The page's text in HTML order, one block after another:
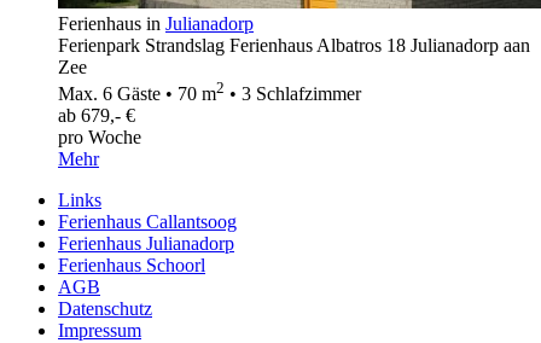
Ferienhaus in Julianadorp
Ferienpark Strandslag Ferienhaus Albatros 18 Julianadorp aan
Zee
Max. 6 Gäste • 70 m2 • 3 Schlafzimmer
ab 679,- €
pro Woche
Mehr
Links
Ferienhaus Callantsoog
Ferienhaus Julianadorp
Ferienhaus Schoorl
AGB
Datenschutz
Impressum